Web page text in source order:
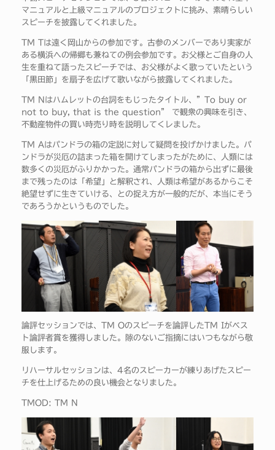
マニュアルと上級マニュアルのプロジェクトに挑み、素晴らしい
スピーチを披露してくれました。
TM Tは遠く岡山からの参加です。古参のメンバーであり実家が
ある横浜への帰郷も兼ねての例会参加です。お父様とご自身の人
生を重ねて語ったスピーチでは、お父様がよく歌っていたという
「黒田節」を扇子を広げて歌いながら披露してくれました。
TM Nはハムレットの台詞をもじったタイトル、”To buy or
not to buy, that is the question” で観衆の興味を引き、
不動産物件の買い時売り時を説明してくレました。
TM Aはパンドラの箱の定説に対して疑問を投げかけました。パ
ンドラが災厄の詰まった箱を開けてしまったがために、人類には
数多くの災厄がふりかかった。通常パンドラの箱から出ずに最後
まで残ったのは「希望」と解釈され、人類は希望があるからこそ
絶望せずに生きていける、との捉え方が一般的だが、本当にそう
であろうかというものでした。
論評セッションでは、TM Oのスピーチを論評したTM Iがベス
ト論評者賞を獲得しました。隙のないご指摘にはいつもながら敬
服します。
リハーサルセッションは、4名のスピーカーが練りあげたスピー
チを仕上げるための良い機会となりました。
TMOD: TM N